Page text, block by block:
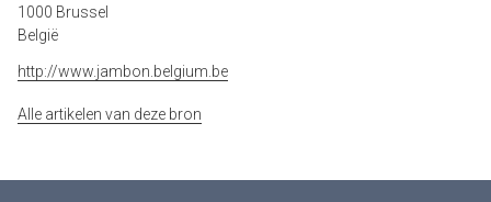
1000 Brussel
België
http://www.jambon.belgium.be
Alle artikelen van deze bron